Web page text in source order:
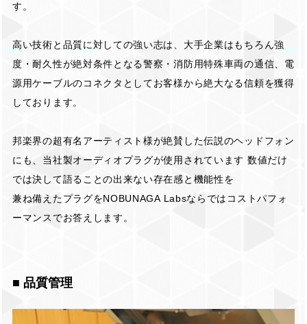
す。
高い技術と品質に対しての強い志は、大手企業はもちろん強
度・耐久性が絶対条件となる警察・消防用特殊車両の通信、電
源用ケーブルのコネクタとしてお客様から絶大なる信頼を獲得
しております。
邦楽界の超有名アーティスト様が絶賛した伝説のヘッドフォン
にも、当社製オーディオプラグが使用されています 数値だけ
では決して語ることの出来ない存在感と機能性を
兼ね備えたプラグをNOBUNAGA Labsならではコストパフォ
ーマンスでお答えします。
■ 品質管理